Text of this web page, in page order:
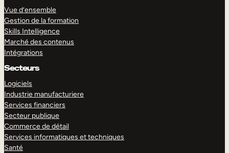
Vue d’ensemble
Gestion de la formation
Skills Intelligence
Marché des contenus
Intégrations
Secteurs
Logiciels
Industrie manufacturiere
Services financiers
Secteur publique
Commerce de détail
Services informatiques et techniques
Santé